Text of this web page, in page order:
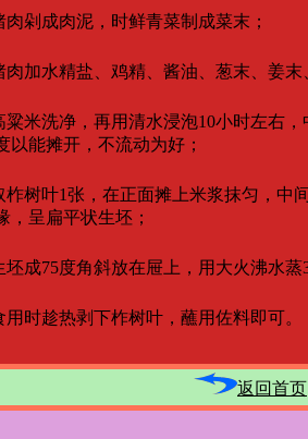
肉剁成肉泥，时鲜青菜制成菜末；
肉加水精盐、鸡精、酱油、葱末、姜
粱米洗净，再用清水浸泡10小时左右
能摊开，不流动为好；
柞树叶1张，在正面摊上米浆抹匀，中
呈扁平状生坯；
坯成75度角斜放在屉上，用大火沸水蒸
用时趁热剥下柞树叶，蘸用佐料即可。
返回首页